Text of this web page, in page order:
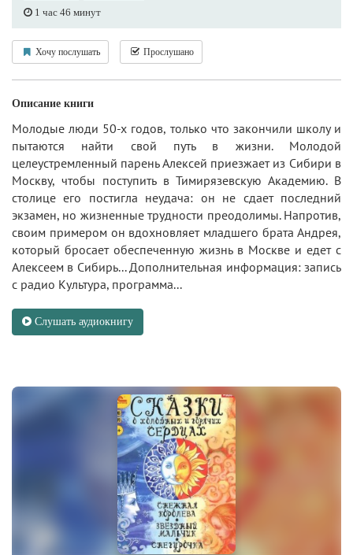
1 час 46 минут
Хочу послушать Прослушано
Описание книги
Молодые люди 50-х годов, только что закончили школу и
пытаются найти свой путь в жизни. Молодой
целеустремленный парень Алексей приезжает из Сибири в
Москву, чтобы поступить в Тимирязевскую Академию. В
столице его постигла неудача: он не сдает последний
экзамен, но жизненные трудности преодолимы. Напротив,
своим примером он вдохновляет младшего брата Андрея,
который бросает обеспеченную жизнь в Москве и едет с
Алексеем в Сибирь... Дополнительная информация: запись
с радио Культура, программа...
Слушать аудиокнигу